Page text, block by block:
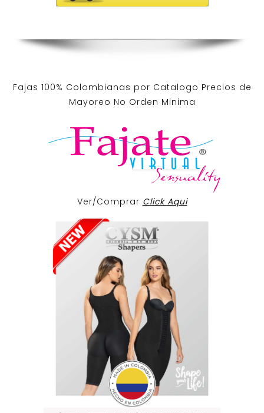
Fajas 100% Colombianas por Catalogo Precios de
Mayoreo No Orden Minima
Ver/Comprar Click Aqui